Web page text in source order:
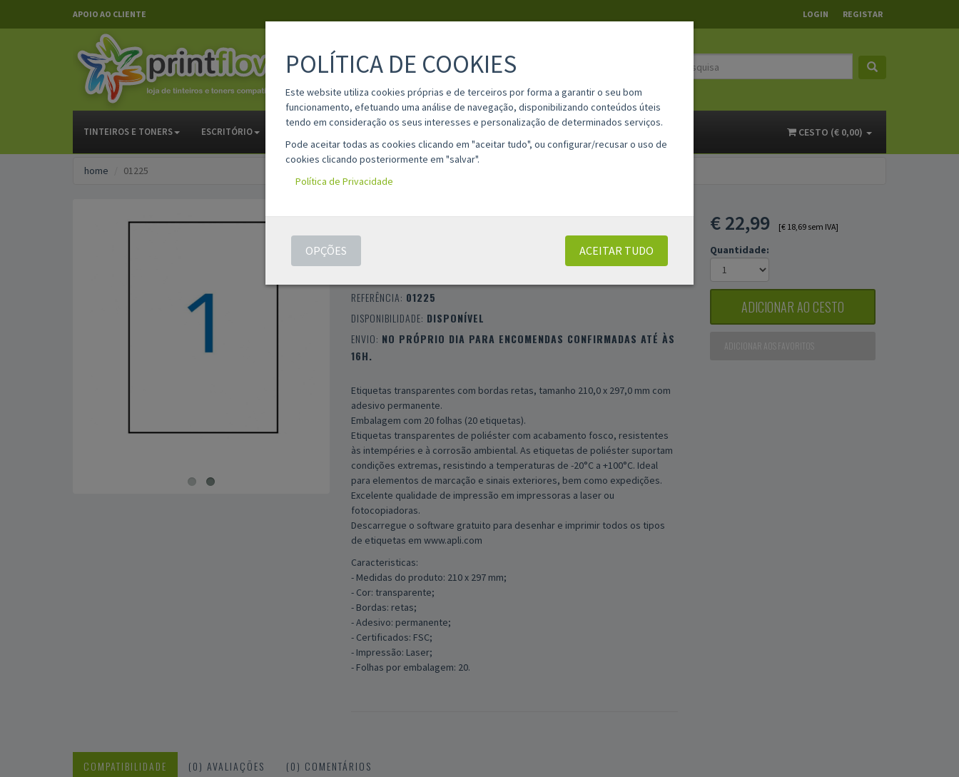
APOIO AO CLIENTE LOGIN REGISTAR
TINTEIROS E TONERS ESCRITÓRIO MATERIAL ESCOLAR INFORMAÇÕES CONTACTOS CESTO (€ 0,00)
home 01225
0 COMENTÁRIOS
REFERÊNCIA: 01225
DISPONIBILIDADE: DISPONÍVEL
ENVIO: NO PRÓPRIO DIA PARA ENCOMENDAS CONFIRMADAS ATÉ ÀS
16H.
Etiquetas transparentes com bordas retas, tamanho 210,0 x 297,0 mm com
adesivo permanente.
Embalagem com 20 folhas (20 etiquetas).
Etiquetas transparentes de poliéster com acabamento fosco, resistentes
às intempéries e à corrosão ambiental. As etiquetas de poliéster suportam
condições extremas, resistindo a temperaturas de -20°C a +100°C. Ideal
para elementos de marcação e sinais exteriores, bem como expedições.
Excelente qualidade de impressão em impressoras a laser ou
fotocopiadoras.
Descarregue o software gratuito para desenhar e imprimir todos os tipos
de etiquetas em www.apli.com
Caracteristicas:
- Medidas do produto: 210 x 297 mm;
- Cor: transparente;
- Bordas: retas;
- Adesivo: permanente;
- Certificados: FSC;
- Impressão: Laser;
- Folhas por embalagem: 20.
€22,99 [€ 18,69 sem IVA]
Quantidade:
ADICIONAR AO CESTO
ADICIONAR AOS FAVORITOS
COMPATIBILIDADE (0) AVALIAÇÕES (0) COMENTÁRIOS
POLÍTICA DE COOKIES
Este website utiliza cookies próprias e de terceiros por forma a garantir o seu bom
funcionamento, efetuando uma análise de navegação, disponibilizando conteúdos úteis
tendo em consideração os seus interesses e personalização de determinados serviços.
Pode aceitar todas as cookies clicando em "aceitar tudo", ou configurar/recusar o uso de
cookies clicando posteriormente em "salvar".
Política de Privacidade
ACEITAR TUDO
OPÇÕES